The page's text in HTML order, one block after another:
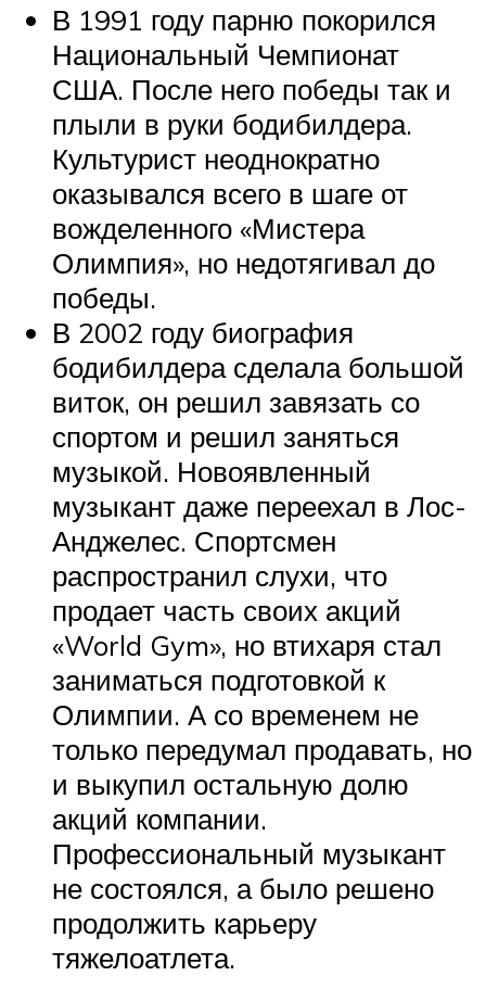
В 1991 году парню покорился
Национальный Чемпионат
США. После него победы так и
плыли в руки бодибилдера.
Культурист неоднократно
оказывался всего в шаге от
вожделенного «Мистера
Олимпия», но недотягивал до
победы.
В 2002 году биография
бодибилдера сделала большой
виток, он решил завязать со
спортом и решил заняться
музыкой. Новоявленный
музыкант даже переехал в Лос-
Анджелес. Спортсмен
распространил слухи, что
продает часть своих акций
«World Gym», но втихаря стал
заниматься подготовкой к
Олимпии. А со временем не
только передумал продавать, но
и выкупил остальную долю
акций компании.
Профессиональный музыкант
не состоялся, а было решено
продолжить карьеру
тяжелоатлета.